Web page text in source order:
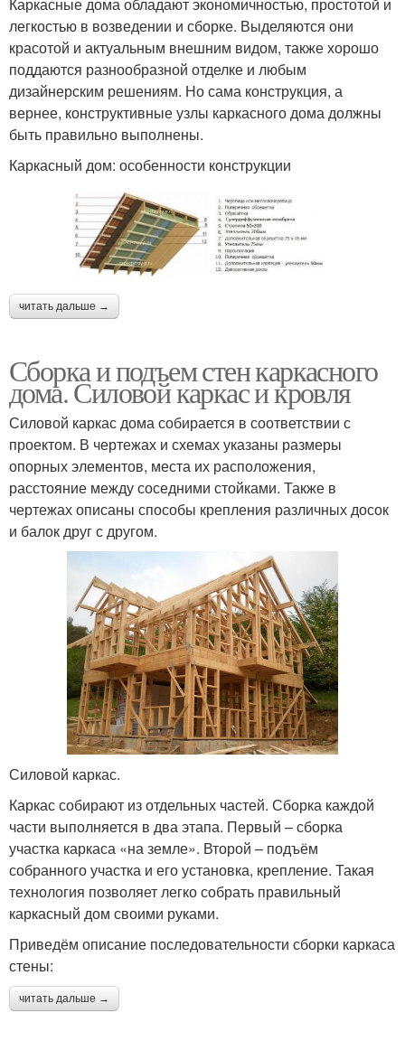
Каркасные дома обладают экономичностью, простотой и
легкостью в возведении и сборке. Выделяются они
красотой и актуальным внешним видом, также хорошо
поддаются разнообразной отделке и любым
дизайнерским решениям. Но сама конструкция, а
вернее, конструктивные узлы каркасного дома должны
быть правильно выполнены.
Каркасный дом: особенности конструкции
читать дальше →
Сборка и подъем стен каркасного
дома. Силовой каркас и кровля
Силовой каркас дома собирается в соответствии с
проектом. В чертежах и схемах указаны размеры
опорных элементов, места их расположения,
расстояние между соседними стойками. Также в
чертежах описаны способы крепления различных досок
и балок друг с другом.
Силовой каркас.
Каркас собирают из отдельных частей. Сборка каждой
части выполняется в два этапа. Первый – сборка
участка каркаса «на земле». Второй – подъём
собранного участка и его установка, крепление. Такая
технология позволяет легко собрать правильный
каркасный дом своими руками.
Приведём описание последовательности сборки каркаса
стены:
читать дальше →